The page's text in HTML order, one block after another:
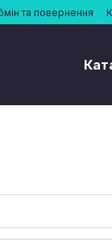
та повернення